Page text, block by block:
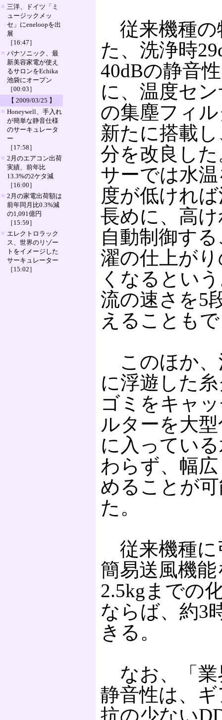
■ 三洋、ドイツ「ミ
ュージックメッ
セ」にeneloopを出
展
［16:47］
■ パナソニック、最
新美容家電が使え
るサロンをEchika
池袋にオープン
［00:03］
【 2009/03/25 】
■ Honeywell、手入れ
が簡単な静音仕様
のサーキュレータ
ー
［17:58］
■ 2月のエアコン出荷
実績、前年比
13.3%の2ケタ減
［16:00］
■ 2月の家電出荷額は
前年同月比0.3%減
の1,091億円
［15:59］
■ エレクトロラック
ス、世界のリゾー
トをイメージした
サーキュレーター
［15:02］
従来機種の
た、洗浄時
40dBの静音
に、温度セ
の集塵フィ
新たに搭載
分を改良し
サーでは水
度が低けれ
長めに、高
自動制御す
濯の仕上が
くなるとい
流の速さを5
えることも
このほか、
に浮遊した
ゴミをキャ
ルターを大
に入ってい
わらず、幅
めることが
た。
従来機種に
簡易送風機
2.5kgまでの
ならば、約3
きる。
なお、「業
静音性は、
抗の少ない